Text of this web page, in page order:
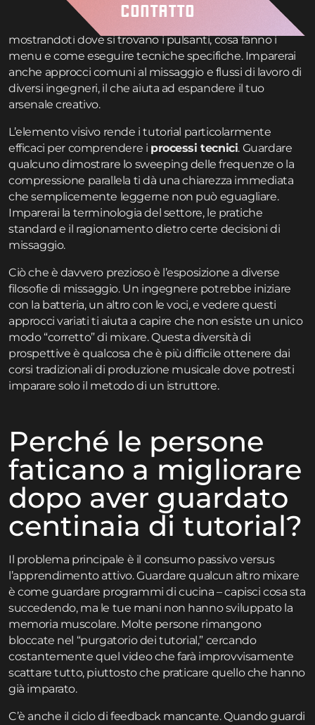
CONTATTO
compressione e il flusso del segnale. Sono
particolarmente efficaci per la navigazione software –
mostrandoti dove si trovano i pulsanti, cosa fanno i
menu e come eseguire tecniche specifiche. Imparerai
anche approcci comuni al missaggio e flussi di lavoro di
diversi ingegneri, il che aiuta ad espandere il tuo
arsenale creativo.
L’elemento visivo rende i tutorial particolarmente
efficaci per comprendere i processi tecnici. Guardare
qualcuno dimostrare lo sweeping delle frequenze o la
compressione parallela ti dà una chiarezza immediata
che semplicemente leggerne non può eguagliare.
Imparerai la terminologia del settore, le pratiche
standard e il ragionamento dietro certe decisioni di
missaggio.
Ciò che è davvero prezioso è l’esposizione a diverse
filosofie di missaggio. Un ingegnere potrebbe iniziare
con la batteria, un altro con le voci, e vedere questi
approcci variati ti aiuta a capire che non esiste un unico
modo “corretto” di mixare. Questa diversità di
prospettive è qualcosa che è più difficile ottenere dai
corsi tradizionali di produzione musicale dove potresti
imparare solo il metodo di un istruttore.
Perché le persone
faticano a migliorare
dopo aver guardato
centinaia di tutorial?
Il problema principale è il consumo passivo versus
l’apprendimento attivo. Guardare qualcun altro mixare
è come guardare programmi di cucina – capisci cosa sta
succedendo, ma le tue mani non hanno sviluppato la
memoria muscolare. Molte persone rimangono
bloccate nel “purgatorio dei tutorial,” cercando
costantemente quel video che farà improvvisamente
scattare tutto, piuttosto che praticare quello che hanno
già imparato.
C’è anche il ciclo di feedback mancante. Quando guardi